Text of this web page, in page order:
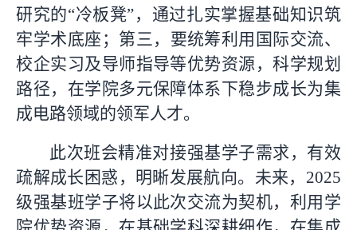
研究的“冷板凳”，通过扎实掌握基础知识筑
牢学术底座；第三，要统筹利用国际交流、
校企实习及导师指导等优势资源，科学规划
路径，在学院多元保障体系下稳步成长为集
成电路领域的领军人才。
此次班会精准对接强基学子需求，有效
疏解成长困惑，明晰发展航向。未来，2025
级强基班学子将以此次交流为契机，利用学